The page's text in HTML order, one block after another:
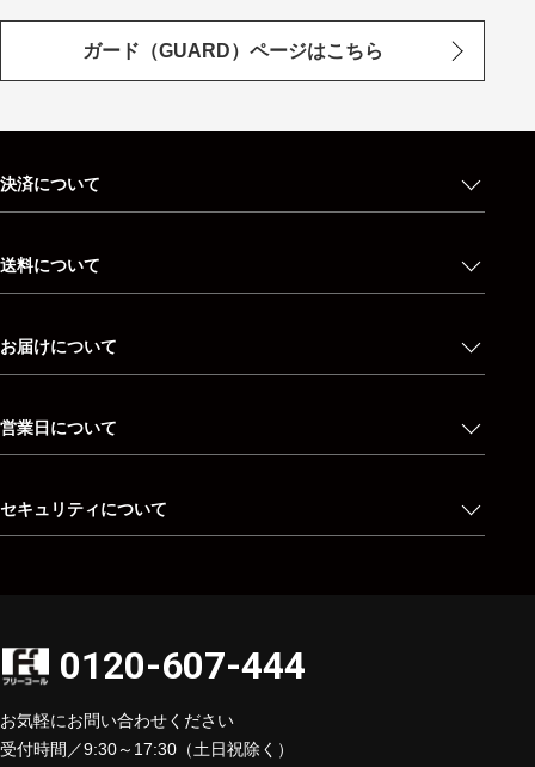
ガード（GUARD）ページはこちら
決済について
送料について
お届けについて
営業日について
セキュリティについて
0120-607-444
お気軽にお問い合わせください
受付時間／9:30～17:30（土日祝除く）